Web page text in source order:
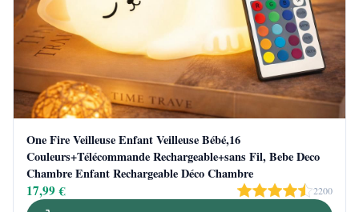
One Fire Veilleuse Enfant Veilleuse Bébé,16
Couleurs+Télécommande Rechargeable+sans Fil, Bebe Deco
Chambre Enfant Rechargeable Déco Chambre
17,99 € 2200